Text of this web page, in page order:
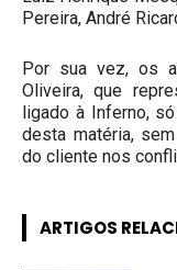
Pereira, André
Por sua vez, os
Oliveira, que
ligado à Inferno,
desta matéria,
do cliente nos
ARTIGOS